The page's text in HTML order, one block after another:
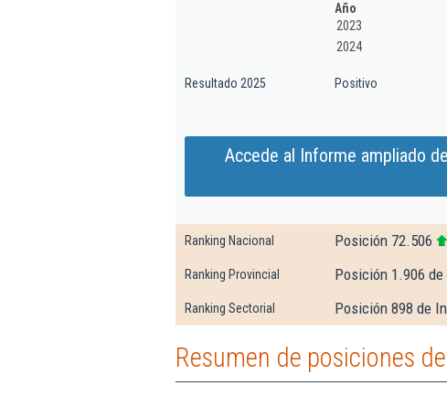
Año
2023
2024
Resultado 2025 Positivo
Accede al Informe ampliado
Ranking Nacional Posición 72.506
Ranking Provincial Posición 1.906
Ranking Sectorial Posición 898 de
Resumen de posiciones